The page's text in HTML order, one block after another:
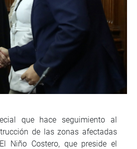
que hace seguimiento al
de las zonas afectadas
Niño Costero, que preside el